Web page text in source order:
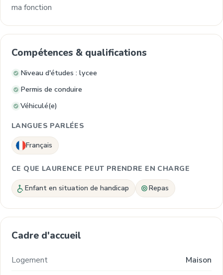
ma fonction
Compétences & qualifications
Niveau d'études : lycee
Permis de conduire
Véhiculé(e)
LANGUES PARLÉES
Français
CE QUE LAURENCE PEUT PRENDRE EN CHARGE
Enfant en situation de handicap Repas
Cadre d'accueil
Logement Maison